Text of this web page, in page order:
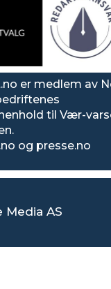
er medlem av
til Vær-
og presse.no
AS